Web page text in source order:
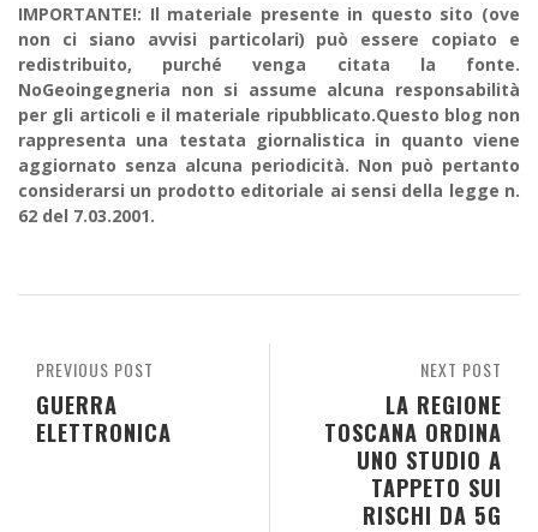
IMPORTANTE!: Il materiale presente in questo sito (ove
non ci siano avvisi particolari) può essere copiato e
redistribuito, purché venga citata la fonte.
NoGeoingegneria non si assume alcuna responsabilità
per gli articoli e il materiale ripubblicato.Questo blog non
rappresenta una testata giornalistica in quanto viene
aggiornato senza alcuna periodicità. Non può pertanto
considerarsi un prodotto editoriale ai sensi della legge n.
62 del 7.03.2001.
NEXT POST
LA REGIONE
TOSCANA ORDINA
UNO STUDIO A
TAPPETO SUI
RISCHI DA 5G
PREVIOUS POST
GUERRA
ELETTRONICA